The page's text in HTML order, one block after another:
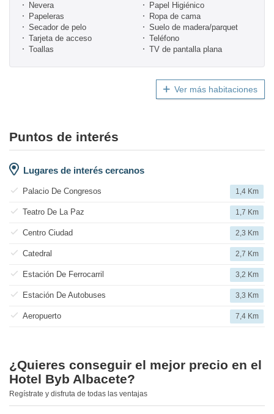
Nevera
Papel Higiénico
Papeleras
Ropa de cama
Secador de pelo
Suelo de madera/parquet
Tarjeta de acceso
Teléfono
Toallas
TV de pantalla plana
Ver más habitaciones
Puntos de interés
Lugares de interés cercanos
Palacio De Congresos 1,4 Km
Teatro De La Paz 1,7 Km
Centro Ciudad 2,3 Km
Catedral 2,7 Km
Estación De Ferrocarril 3,2 Km
Estación De Autobuses 3,3 Km
Aeropuerto 7,4 Km
¿Quieres conseguir el mejor precio en el
Hotel Byb Albacete?
Regístrate y disfruta de todas las ventajas